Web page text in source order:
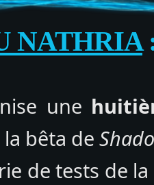
NATHRIA
une
bêta de
de tests de